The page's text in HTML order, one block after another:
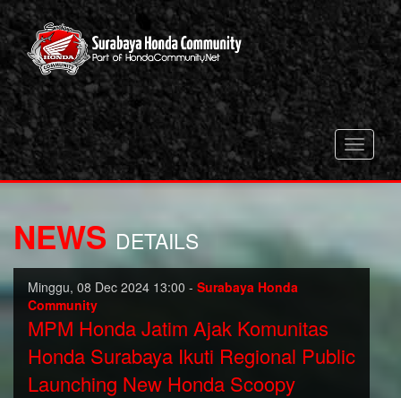
Toggle
NEWS DETAILS
Minggu, 08 Dec 2024 13:00 - Surabaya Honda
Community
MPM Honda Jatim Ajak Komunitas
Honda Surabaya Ikuti Regional Public
Launching New Honda Scoopy